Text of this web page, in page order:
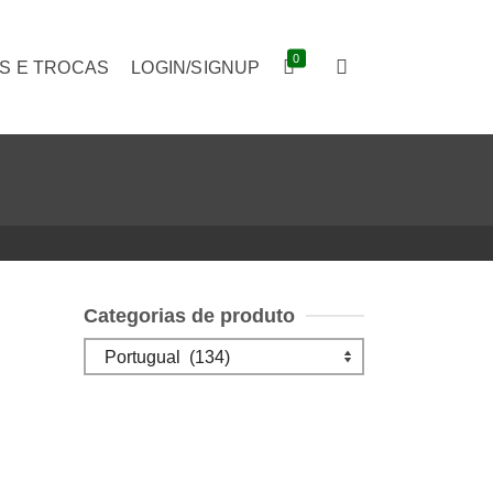
E TROCAS LOGIN/SIGNUP 0
Categorias de produto